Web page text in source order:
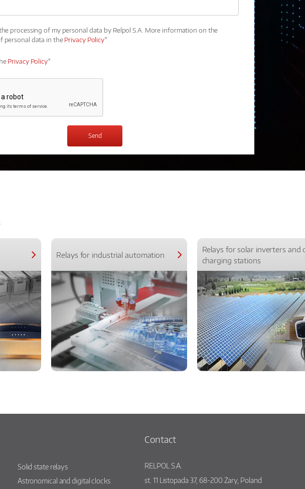
processing of my personal data by Relpol S.A. More information on the
personal data in thePrivacy Policy*
Privacy Policy*
Relays for industrial automation
Relays for solar inverters and
charging stations
Solid state relays
Astronomical and digital clocks
Contact
RELPOL S.A.
st. 11 Listopada 37,68-200Żary, Poland